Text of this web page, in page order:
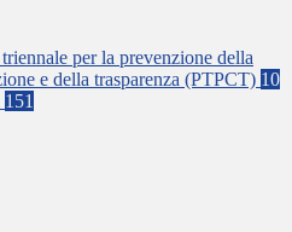
per la prevenzione della
e della trasparenza (PTPCT) 10
151